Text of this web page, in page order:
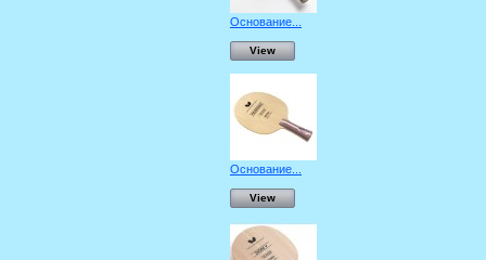
Основание...
View
Основание...
View